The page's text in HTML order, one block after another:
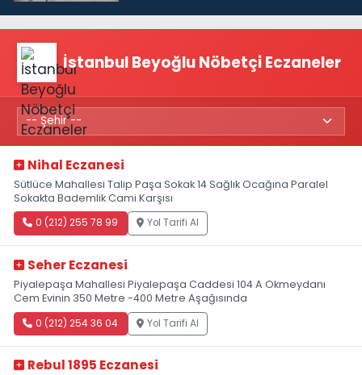
İstanbul Beyoğlu Nöbetçi Eczaneler
Nihal Eczanesi
Sütlüce Mahallesi Talip Paşa Sokak 14 Sağlık Ocağına Paralel
Sokakta Bademlik Cami Karşısı
0 (212) 255 78 99 Yol Tarifi Al
Seher Eczanesi
Piyalepaşa Mahallesi Piyalepaşa Caddesi 104 A Okmeydanı
Cem Evinin 350 Metre -400 Metre Aşağısında
0 (212) 254 36 04 Yol Tarifi Al
Rebul 1895 Eczanesi